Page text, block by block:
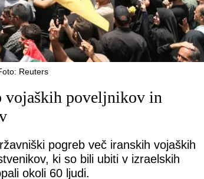
Reuters
vojaških poveljnikov in
pogreb več iranskih vojaških
ki so bili ubiti v izraelskih
okoli 60 ljudi.